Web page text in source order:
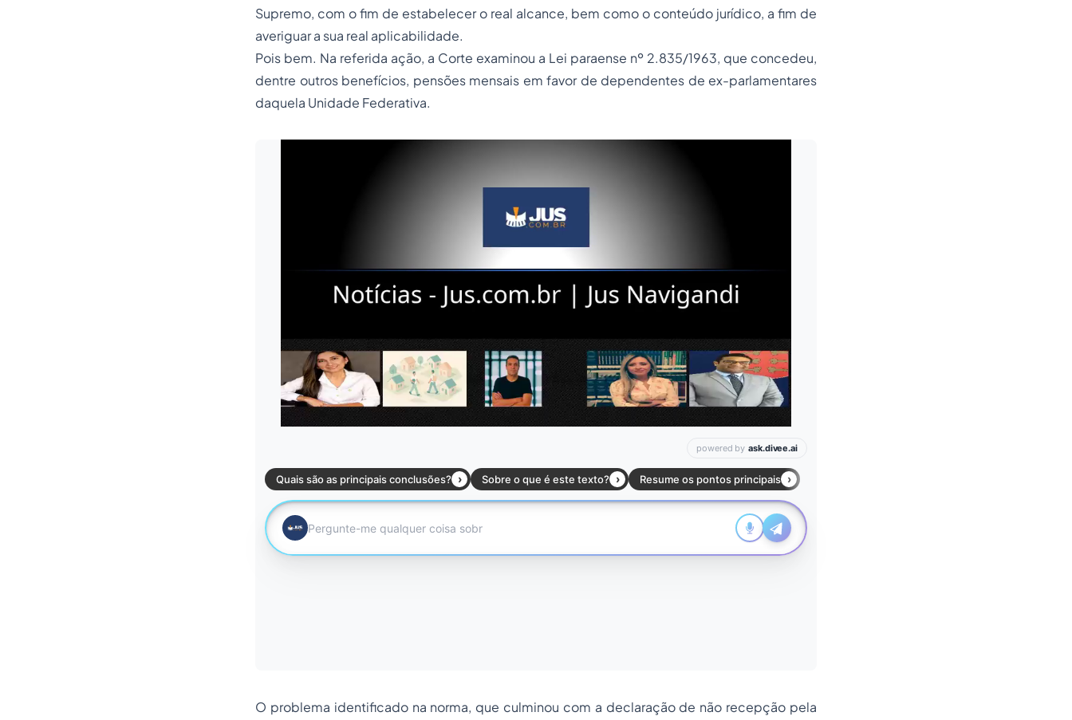
Supremo, com o fim de estabelecer o real alcance, bem como o conteúdo jurídico, a fim de
averiguar a sua real aplicabilidade.
Pois bem. Na referida ação, a Corte examinou a Lei paraense nº 2.835/1963, que concedeu,
dentre outros benefícios, pensões mensais em favor de dependentes de ex-parlamentares
daquela Unidade Federativa.
O problema identificado na norma, que culminou com a declaração de não recepção pela